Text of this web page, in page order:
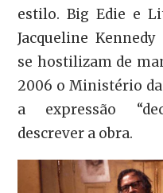
estilo. Big Edie e
Jacqueline
se hostilizam de
2006 o Ministério
a expressão
descrever a obra.